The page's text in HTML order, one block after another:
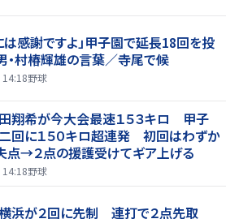
は感謝ですよ」甲子園で延長18回を投
・村椿輝雄の言葉／寺尾で候
野球
希が今大会最速１５３キロ 甲子
に１５０キロ超連発 初回はわずか
点→２点の援護受けてギア上げる
野球
横浜が２回に先制 連打で２点先取